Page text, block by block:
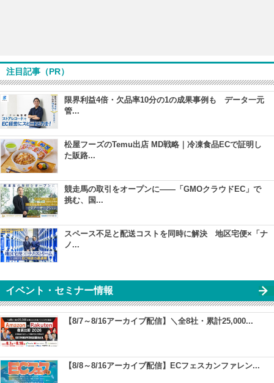
注目記事（PR）
限界利益4倍・欠品率10分の1の成果事例も データ一元
管...
松屋フーズのTemu出店 MD戦略｜冷凍食品ECで証明し
た販路...
競走馬の取引をオープンに――「GMOクラウドEC」で
挑む、国...
スペース不足と配送コストを同時に解決 地区宅便×「ナ
ノ...
イベント・セミナー情報
【8/7～8/16アーカイブ配信】＼全8社・累計25,000...
【8/8～8/16アーカイブ配信】ECフェスカンファレン...